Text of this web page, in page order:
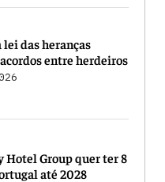
lei das heranças
entre herdeiros
Hotel Group quer ter 8
até 2028